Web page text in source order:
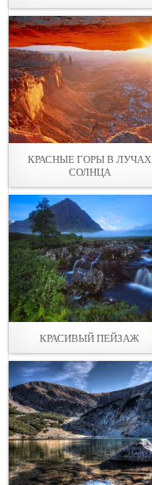
КРАСНЫЕ ГОРЫ В ЛУЧАХ
СОЛНЦА
КРАСИВЫЙ ПЕЙЗАЖ